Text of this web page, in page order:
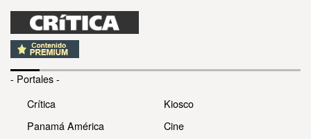
- Portales -
Crítica
Panamá América
Kiosco
Cine